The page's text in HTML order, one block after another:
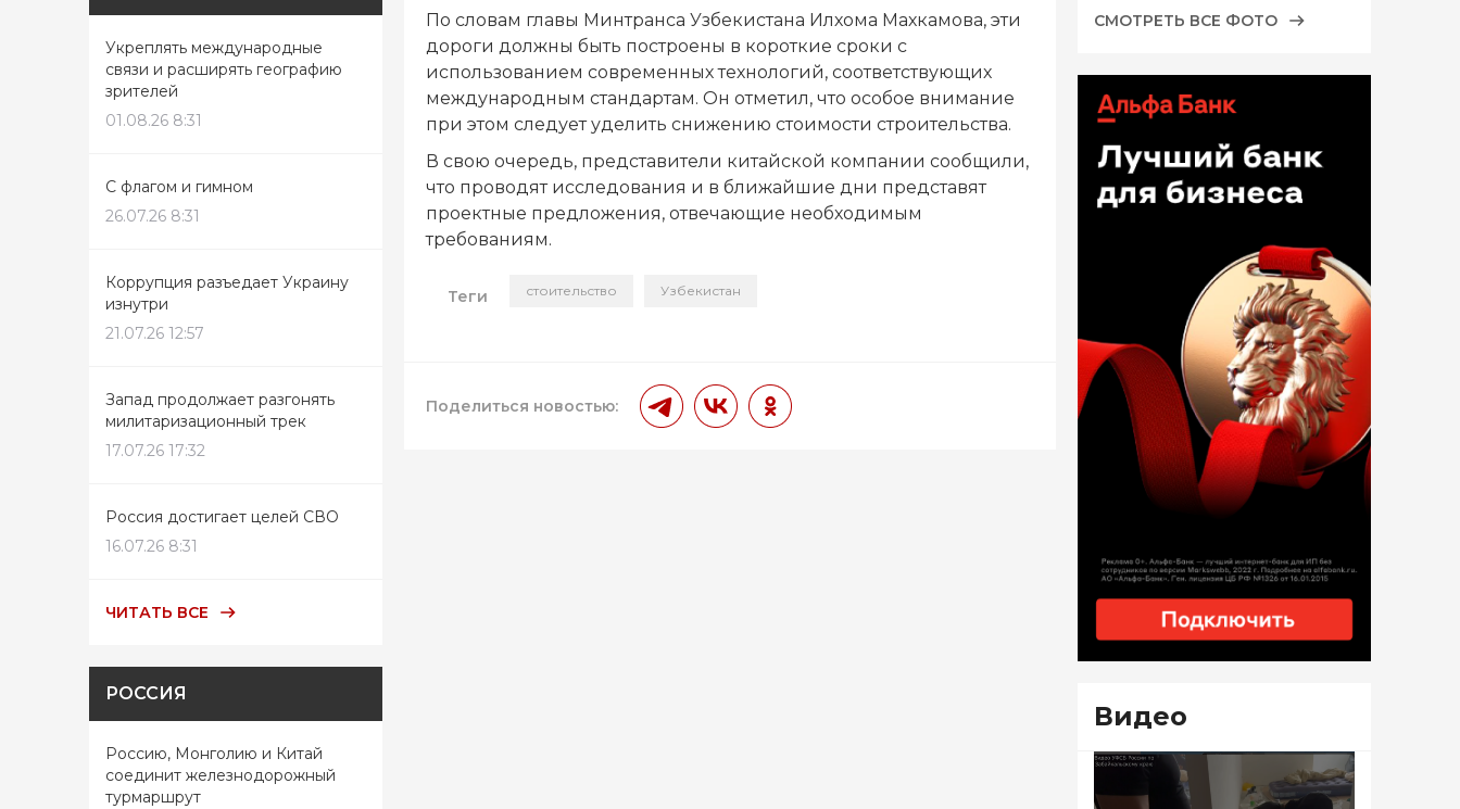
Укреплять международные
связи и расширять географию
зрителей
01.08.26 8:31
С флагом и гимном
26.07.26 8:31
Коррупция разъедает Украину
изнутри
21.07.26 12:57
Запад продолжает разгонять
милитаризационный трек
17.07.26 17:32
Россия достигает целей СВО
16.07.26 8:31
ЧИТАТЬ ВСЕ
РОССИЯ
Россию, Монголию и Китай
соединит железнодорожный
турмаршрут
По словам главы Минтранса Узбекистана Илхома Махкамова, эти
дороги должны быть построены в короткие сроки с
использованием современных технологий, соответствующих
международным стандартам. Он отметил, что особое внимание
при этом следует уделить снижению стоимости строительства.
В свою очередь, представители китайской компании сообщили,
что проводят исследования и в ближайшие дни представят
проектные предложения, отвечающие необходимым
требованиям.
Теги стоительство Узбекистан
Поделиться новостью:
СМОТРЕТЬ ВСЕ ФОТО
Видео